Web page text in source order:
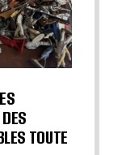
TOUTE